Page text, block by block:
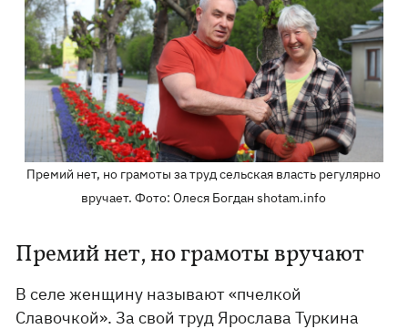
Премий нет, но грамоты за труд сельская власть регулярно
вручает. Фото: Олеся Богдан shotam.info
Премий нет, но грамоты вручают
В селе женщину называют «пчелкой
Славочкой». За свой труд Ярослава Туркина